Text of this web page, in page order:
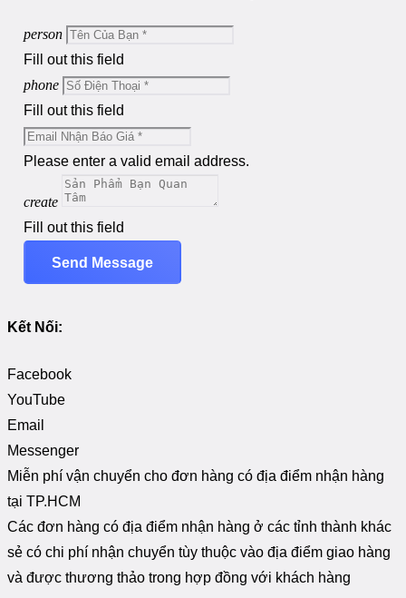
person
Fill out this field
phone
Fill out this field
Please enter a valid email address.
create
Fill out this field
Send Message
Kết Nối:
Facebook
YouTube
Email
Messenger
Miễn phí vận chuyển cho đơn hàng có địa điểm nhận hàng
tại TP.HCM
Các đơn hàng có địa điểm nhận hàng ở các tỉnh thành khác
sẻ có chi phí nhận chuyển tùy thuộc vào địa điểm giao hàng
và được thương thảo trong hợp đồng với khách hàng